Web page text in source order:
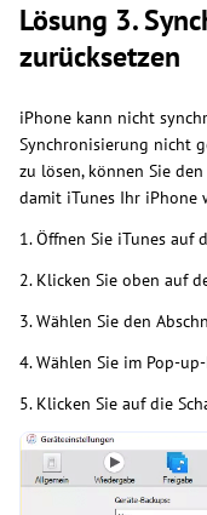
Lösung 3.
zurücksetzen
iPhone kann nicht
Synchronisierung nicht
zu lösen, können Sie
damit iTunes Ihr iPhone
1. Öffnen Sie iTunes auf
2. Klicken Sie oben auf
3. Wählen Sie den
4. Wählen Sie im Pop-
5. Klicken Sie auf die